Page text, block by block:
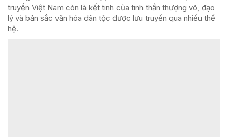
truyền Việt Nam còn là kết tinh của tinh thần thượng võ, đạo
lý và bản sắc văn hóa dân tộc được lưu truyền qua nhiều thế
hệ.